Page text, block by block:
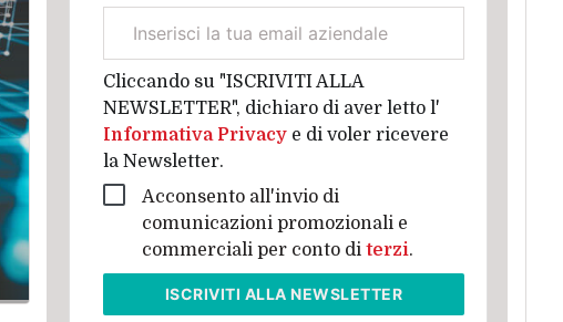
aziendale
Cliccando su "ISCRIVITI ALLA
NEWSLETTER", dichiaro di aver letto l'
Informativa Privacy e di voler ricevere
la Newsletter.
Acconsento all'invio di
comunicazioni promozionali e
commerciali per conto di terzi.
ISCRIVITI ALLA NEWSLETTER